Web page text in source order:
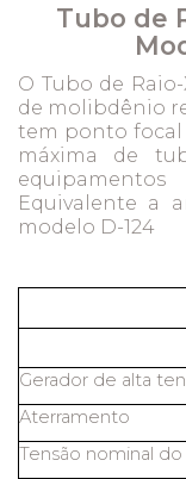
Tubo de
O Tubo de Raio-
de molibdênio
tem ponto focal
máxima de
Equivalente a
modelo D-124
Gerador de alta
Aterramento
Tensão nominal